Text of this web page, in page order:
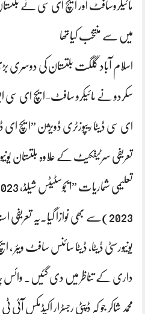
میں سے منتخب کیاتھا
اسلام آباد گلگت بلتستان کی دوسری بڑی
ای سی ڈیٹا ریپوزٹری ڈویژن ”ایچ
تعریفی سرٹیفکیٹ کے علاوہ بلتستان
2023)سے بھی نوازا گیا۔یہ تعریفی
یونیورسٹی ڈیٹا، ڈیٹا سائنس سافٹ
داری کے تناظر میں دی گئیں۔ وائس
محمد شاکر جو کہ ڈپٹی رجسٹرار اکیڈمکس